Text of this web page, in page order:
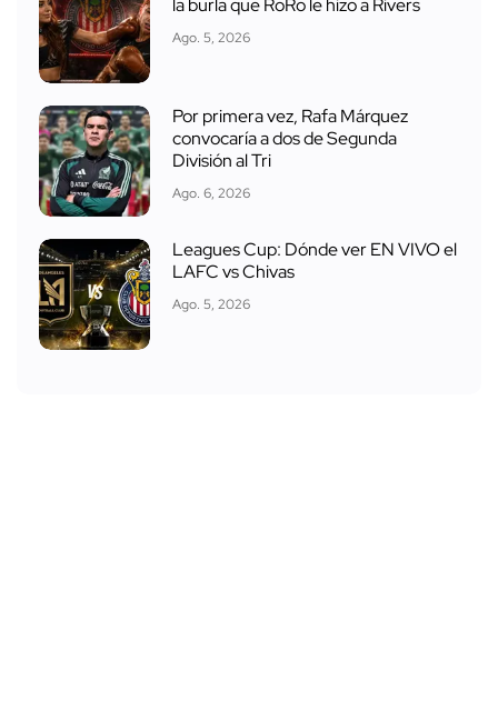
la burla que RoRo le hizo a Rivers
Ago. 5, 2026
Por primera vez, Rafa Márquez
convocaría a dos de Segunda
División al Tri
Ago. 6, 2026
Leagues Cup: Dónde ver EN VIVO el
LAFC vs Chivas
Ago. 5, 2026